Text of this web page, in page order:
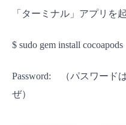
「ターミナル」アプリを
$ sudo gem install cocoapods
Password: （パスワード
ぜ）